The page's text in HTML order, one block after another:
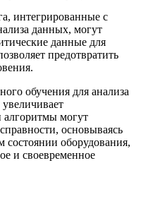
интегрированные с
данных, могут
данные для
предотвратить
обучения для анализа
алгоритмы могут
основываясь
оборудования,
и своевременное